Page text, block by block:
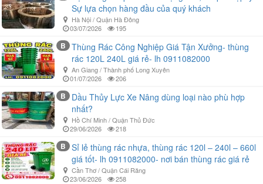
Sự lựa chọn hàng đầu của quý khách
Hà Nội / Quận Hà Đông
03/07/2026
195
B
Thùng Rác Công Nghiệp Giá Tận Xưởng- thùng
rác 120L 240L giá rẻ- lh 0911082000
An Giang / Thành phố Long Xuyên
01/07/2026
206
B
Dầu Thủy Lực Xe Nâng dùng loại nào phù hợp
nhất?
Hồ Chí Minh / Quận Thủ Đức
29/06/2026
218
B
Sỉ lẻ thùng rác nhựa, thùng rác 120l – 240l – 660l
giá tốt- lh 0911082000- nơi bán thùng rác giá rẻ
Cần Thơ / Quận Cái Răng
23/06/2026
258